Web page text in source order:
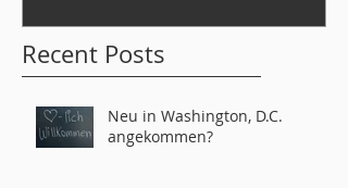
Recent Posts
Neu in Washington, D.C.
angekommen?